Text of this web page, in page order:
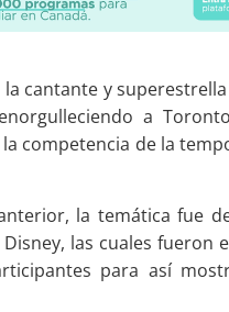
la cantante y
a
competencia de la
la temática fue
las cuales fueron
para así